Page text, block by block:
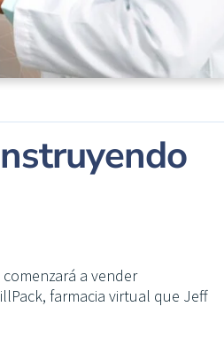
a vender
farmacia virtual que Jeff